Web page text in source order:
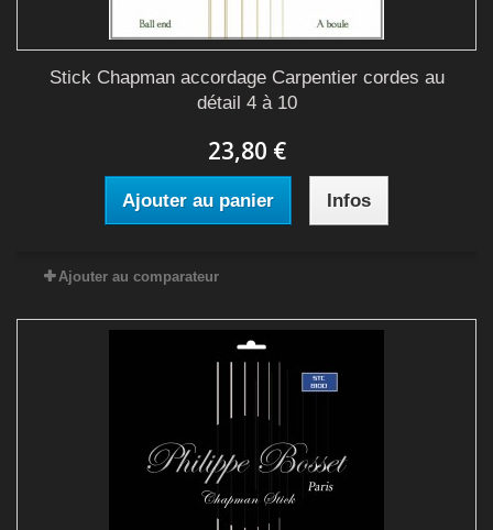
Stick Chapman accordage Carpentier cordes au
détail 4 à 10
23,80 €
Ajouter au panier Infos
Ajouter au comparateur